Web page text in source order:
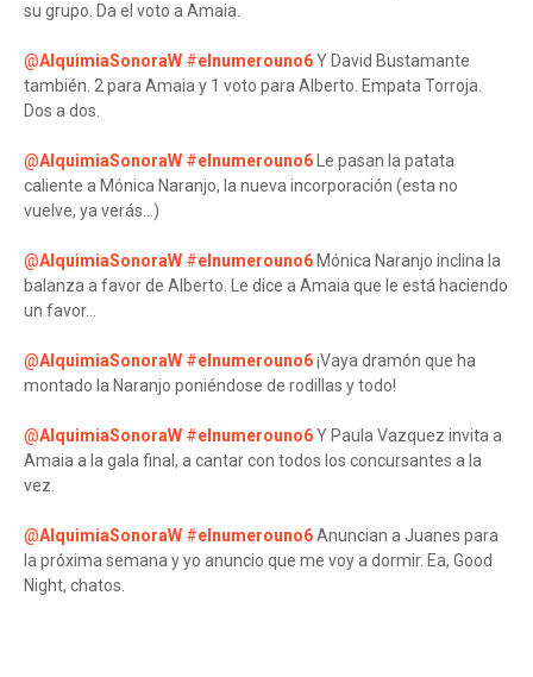
su grupo. Da el voto a Amaia.
@AlquimiaSonoraW #elnumerouno6Y David Bustamante
también. 2 para Amaia y 1 voto para Alberto. Empata Torroja.
Dos a dos.
@AlquimiaSonoraW #elnumerouno6 Le pasan la patata
caliente a Mónica Naranjo, la nueva incorporación (esta no
vuelve, ya verás...)
@AlquimiaSonoraW #elnumerouno6 Mónica Naranjo inclina la
balanza a favor de Alberto. Le dice a Amaia que le está haciendo
un favor...
@AlquimiaSonoraW #elnumerouno6¡Vaya dramón que ha
montado la Naranjo poniéndose de rodillas y todo!
@AlquimiaSonoraW #elnumerouno6Y Paula Vazquez invita a
Amaia a la gala final, a cantar con todos los concursantes a la
vez.
@AlquimiaSonoraW #elnumerouno6Anuncian a Juanes para
la próxima semana y yo anuncio que me voy a dormir. Ea, Good
Night, chatos.